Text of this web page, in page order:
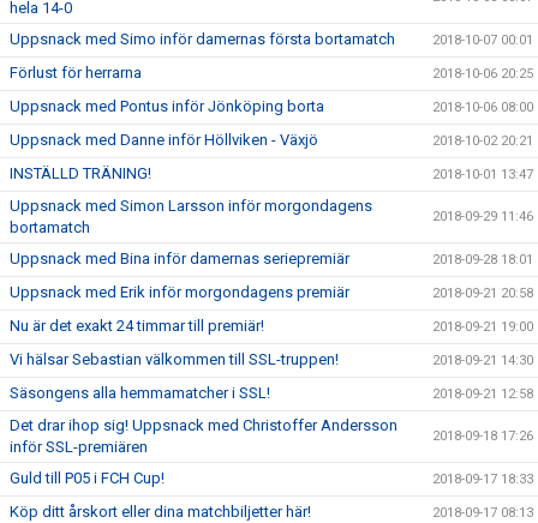
hela 14-0
Uppsnack med Simo inför damernas första bortamatch 2018-10-07 00:01
Förlust för herrarna 2018-10-06 20:25
Uppsnack med Pontus inför Jönköping borta 2018-10-06 08:00
Uppsnack med Danne inför Höllviken - Växjö 2018-10-02 20:21
INSTÄLLD TRÄNING! 2018-10-01 13:47
Uppsnack med Simon Larsson inför morgondagens
bortamatch
2018-09-29 11:46
Uppsnack med Bina inför damernas seriepremiär 2018-09-28 18:01
Uppsnack med Erik inför morgondagens premiär 2018-09-21 20:58
Nu är det exakt 24 timmar till premiär! 2018-09-21 19:00
Vi hälsar Sebastian välkommen till SSL-truppen! 2018-09-21 14:30
Säsongens alla hemmamatcher i SSL! 2018-09-21 12:58
Det drar ihop sig! Uppsnack med Christoffer Andersson
inför SSL-premiären
2018-09-18 17:26
Guld till P05 i FCH Cup! 2018-09-17 18:33
Köp ditt årskort eller dina matchbiljetter här! 2018-09-17 08:13